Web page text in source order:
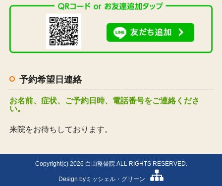
予約希望日連絡
お名前、症状、ご予約日時、電話番号をご連絡くださ
い。
来院をお待ちしております。
Copyright(c) 2026 白山整骨院 ALL RIGHTS RESERVED.
Design by ミッシェル・グリーン